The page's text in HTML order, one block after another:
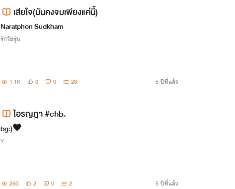
เสียใจ(มันคงจบเพียงแค่นี้)
Naratphon Sudkham
รักวัยรุ่น
1.1K 0 0 28 5 ปีที่แล้ว
ไอรญฎา #chb.
bg:)🖤
Y
250 2 0 2 5 ปีที่แล้ว